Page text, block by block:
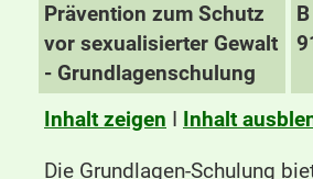
Prävention zum Schutz
vor sexualisierter Gewalt
- Grundlagenschulung
B
Inhalt zeigen I Inhalt
Die Grundlagen-Schulung